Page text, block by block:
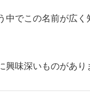
中でこの名前が広く
味深いものがあり